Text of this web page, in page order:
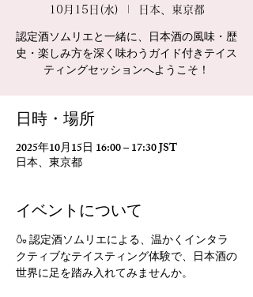
10月15日(水) 日本、東京都
認定酒ソムリエと一緒に、日本酒の風味・歴
史・楽しみ方を深く味わうガイド付きテイス
ティングセッションへようこそ！
日時・場所
2025年10月15日 16:00 – 17:30 JST
日本、東京都
イベントについて
🍶 認定酒ソムリエによる、温かくインタラ
クティブなテイスティング体験で、日本酒の
世界に足を踏み入れてみませんか。